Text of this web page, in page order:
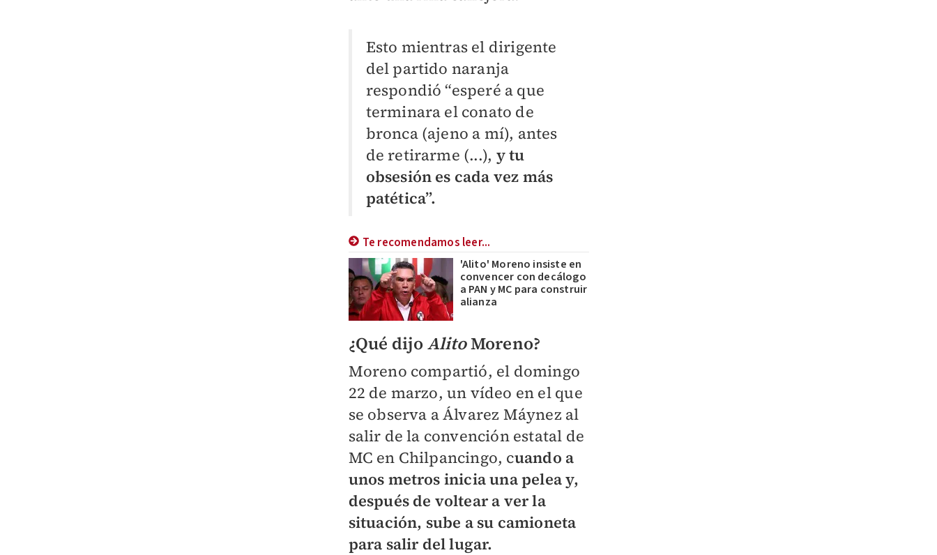
Esto mientras el dirigente
del partido naranja
respondió “esperé a que
terminara el conato de
bronca (ajeno a mí), antes
de retirarme (...), y tu
obsesión es cada vez más
patética”.
Te recomendamos leer...
'Alito' Moreno insiste en
convencer con decálogo
a PAN y MC para construir
alianza
¿Qué dijoAlitoMoreno?
Moreno compartió, el domingo
22 de marzo, un vídeo en el que
se observa a Álvarez Máynez al
salir de la convención estatal de
MC en Chilpancingo, cuando a
unos metros inicia una pelea y,
después de voltear a ver la
situación, sube a su camioneta
para salir del lugar.